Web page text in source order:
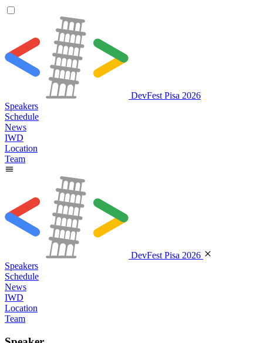
DevFest Pisa 2026
Speakers
Schedule
News
IWD
Location
Team
DevFest Pisa 2026
Speakers
Schedule
News
IWD
Location
Team